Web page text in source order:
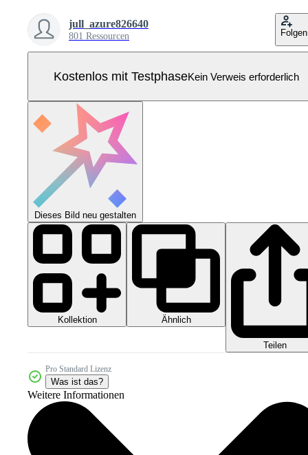
jull_azure826640
801 Ressourcen Folgen
Kostenlos mit TestphaseKein Verweis erforderlich
Dieses Bild neu gestalten
Kollektion Ähnlich
Teilen
Pro Standard Lizenz
Was ist das?
Weitere Informationen